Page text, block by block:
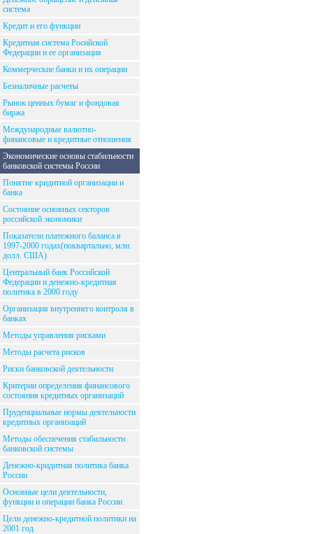
система
Кредит и его функции
Кредитная система Росийской
Федерации и ее организация
Коммерческие банки и их операции
Безналичные расчеты
Рынок ценных бумаг и фондовая
биржа
Международные валютно-
финансовые и кредитные отношения
Экономические основы стабильности
банковской системы России
Понятие кридитной организации и
банка
Состояние основных секторов
российской экономики
Показатели платежного баланса в
1997-2000 годах(поквартально, млн.
долл. США)
Центральный банк Российской
Федерации и денежно-кредитная
политика в 2000 году
Организация внутреннего контроля в
банках
Методы управления рисками
Методы расчета рисков
Риски банковской деятельности
Критерии определения финансового
состояния кредитных организаций
Пруденциальные нормы деятельности
кредитных организаций
Методы обеспечения стабильности
банковской системы
Денежно-кридитная политика банка
России
Основные цели деятельности,
функции и операции банка России
Цели денежно-кредитной политики на
2001 год